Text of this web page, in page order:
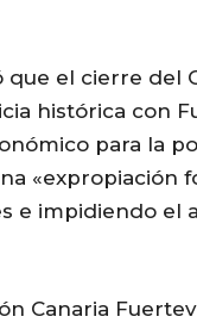
el cierre del
histórica con
para la
«expropiación
e impidiendo el
Canaria